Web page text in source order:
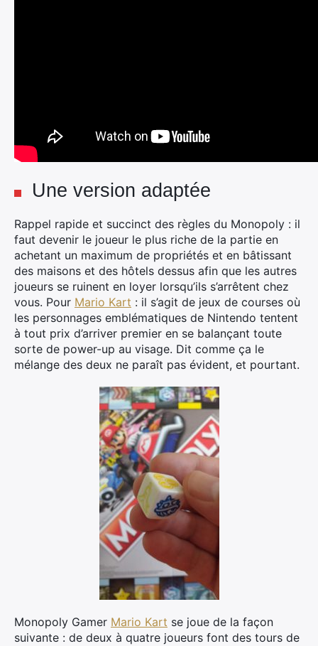
Une version adaptée
Rappel rapide et succinct des règles du Monopoly : il
faut devenir le joueur le plus riche de la partie en
achetant un maximum de propriétés et en bâtissant
des maisons et des hôtels dessus afin que les autres
joueurs se ruinent en loyer lorsqu’ils s’arrêtent chez
vous. Pour Mario Kart : il s’agit de jeux de courses où
les personnages emblématiques de Nintendo tentent
à tout prix d’arriver premier en se balançant toute
sorte de power-up au visage. Dit comme ça le
mélange des deux ne paraît pas évident, et pourtant.
Monopoly Gamer Mario Kart se joue de la façon
suivante : de deux à quatre joueurs font des tours de